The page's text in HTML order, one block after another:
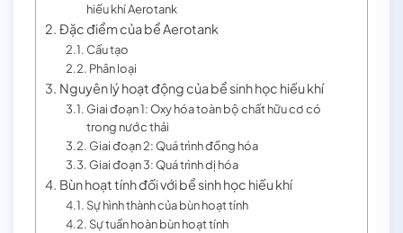
hiếu khí Aerotank
Đặc điểm của bể Aerotank
Cấu tạo
Phân loại
Nguyên lý hoạt động của bể sinh học hiếu khí
Giai đoạn 1: Oxy hóa toàn bộ chất hữu cơ có
trong nước thải
Giai đoạn 2: Quá trình đồng hóa
Giai đoạn 3: Quá trình dị hóa
Bùn hoạt tính đối với bể sinh học hiếu khí
Sự hình thành của bùn hoạt tính
Sự tuần hoàn bùn hoạt tính